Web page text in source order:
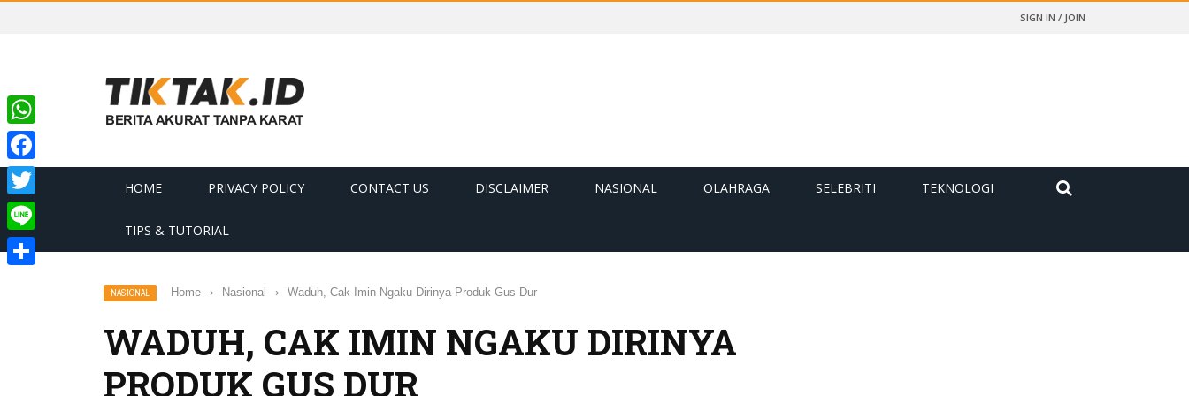
SIGN IN / JOIN
HOME PRIVACY POLICY CONTACT US DISCLAIMER NASIONAL OLAHRAGA SELEBRITI TEKNOLOGI
TIPS & TUTORIAL
NASIONAL Home › Nasional › Waduh, Cak Imin Ngaku Dirinya Produk Gus Dur
WADUH, CAK IMIN NGAKU DIRINYA
PRODUK GUS DUR
WhatsApp
Facebook
Twitter
Line